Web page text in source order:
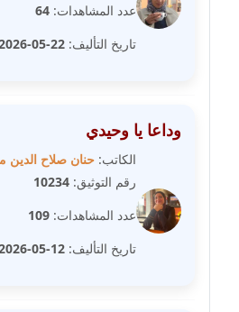
مدونة شرف الدين محمد
عاملة
مدونة شيماء الجمل
عاملة
مدونة شيماء حسني
عدد المشاهدات: 64
تاريخ التأليف: 22-05-2026
وداعا يا وحيدي
الكاتب: حنان صلاح الدين
رقم التوثيق: 10234
عدد المشاهدات: 109
تاريخ التأليف: 12-05-2026